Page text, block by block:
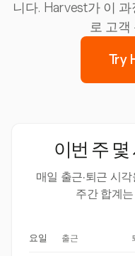
니다. Harvest가 이
로 고객
Try
이번 주 몇
매일 출근·퇴근 시
주간 합계
요일 출근